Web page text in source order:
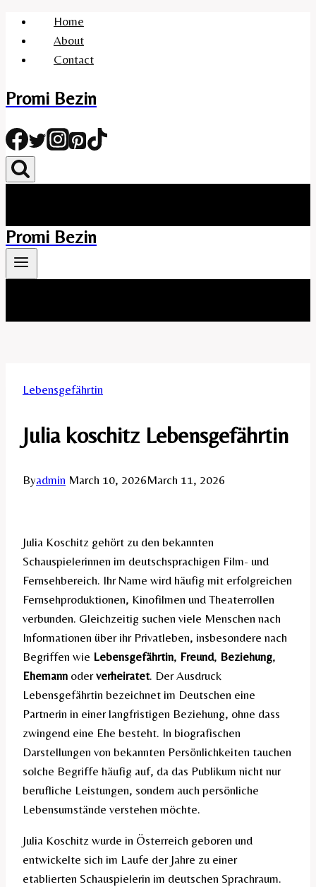
Skip
content
Home
About
Contact
Promi Bezin
Promi Bezin
Lebensgefährtin
Julia koschitz Lebensgefährtin
Byadmin March 10, 2026March 11, 2026
Julia Koschitz gehört zu den bekannten
Schauspielerinnen im deutschsprachigen Film- und
Fernsehbereich. Ihr Name wird häufig mit erfolgreichen
Fernsehproduktionen, Kinofilmen und Theaterrollen
verbunden. Gleichzeitig suchen viele Menschen nach
Informationen über ihr Privatleben, insbesondere nach
Begriffen wie Lebensgefährtin, Freund, Beziehung,
Ehemann oderverheiratet. Der Ausdruck
Lebensgefährtin bezeichnet im Deutschen eine
Partnerin in einer langfristigen Beziehung, ohne dass
zwingend eine Ehe besteht. In biografischen
Darstellungen von bekannten Persönlichkeiten tauchen
solche Begriffe häufig auf, da das Publikum nicht nur
berufliche Leistungen, sondern auch persönliche
Lebensumstände verstehen möchte.
Julia Koschitz wurde in Österreich geboren und
entwickelte sich im Laufe der Jahre zu einer
etablierten Schauspielerin im deutschen Sprachraum.